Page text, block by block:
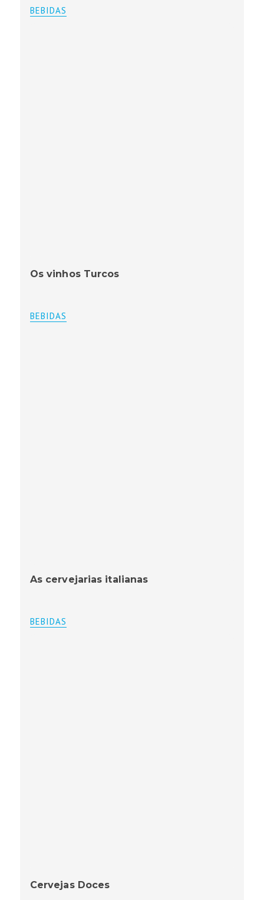
BEBIDAS
Os vinhos Turcos
BEBIDAS
As cervejarias italianas
BEBIDAS
Cervejas Doces